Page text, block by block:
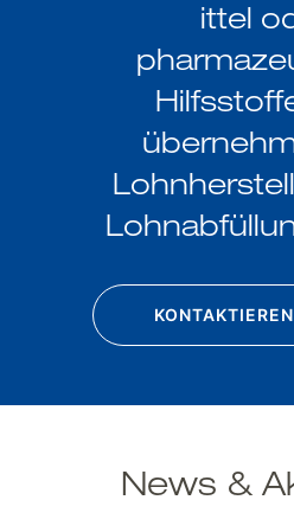
ittel
News &